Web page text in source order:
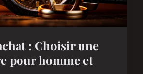
: Choisir une
pour homme et